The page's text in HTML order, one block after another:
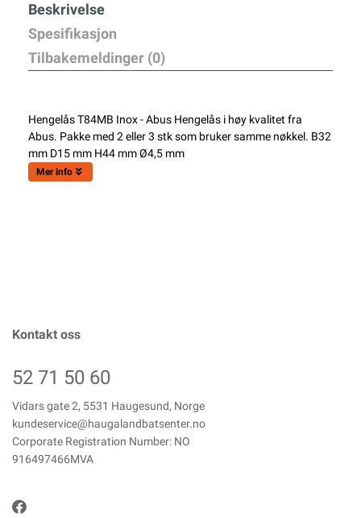
Beskrivelse
Spesifikasjon
Tilbakemeldinger (0)
Hengelås T84MB Inox - Abus Hengelås i høy kvalitet fra
Abus. Pakke med 2 eller 3 stk som bruker samme nøkkel. B32
mm D15 mm H44 mm Ø4,5 mm
Mer info
Kontakt oss
52 71 50 60
Vidars gate 2, 5531 Haugesund, Norge
kundeservice@haugalandbatsenter.no
Corporate Registration Number: NO
916497466MVA